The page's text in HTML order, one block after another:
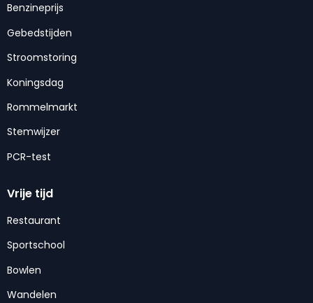
Benzineprijs
Gebedstijden
Stroomstoring
Koningsdag
Rommelmarkt
Stemwijzer
PCR-test
Vrije tijd
Restaurant
Sportschool
Bowlen
Wandelen